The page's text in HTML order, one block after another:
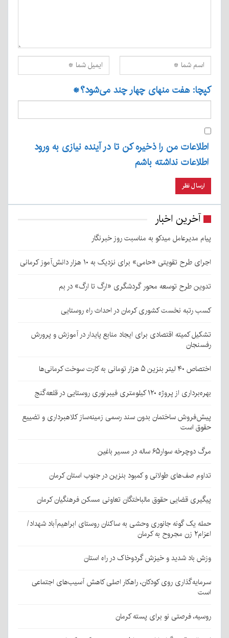
کپچا: هفت منهای چهار چند می‌شود؟*
اطلاعات من را ذخیره کن تا در آینده نیازی به ورود
اطلاعات نداشته باشم
آخرین اخبار
پیام مدیرعامل میدکو به مناسبت روز خبرنگار
اجرای طرح تقویتی «حامی» برای نزدیک به ۱۰ هزار دانش‌آموز کرمانی
تدوین طرح توسعه محور گردشگری «ارگ تا ارگ» در بم
کسب رتبه نخست کشوری کرمان در احداث راه روستایی
تشکیل کمیته اقتصادی برای ایجاد منابع پایدار در آموزش و پرورش
رفسنجان
اختصاص ۴۰ لیتر بنزین ۵ هزار تومانی به کارت سوخت کرمانی‌ها
بهره‌برداری از پروژه ۱۲۰ کیلومتری فیبرنوری روستایی در قلعه‌گنج
پیش‌فروش ساختمان بدون سند رسمی زمینه‌ساز کلاهبرداری و تضییع
حقوق است
مرگ دوچرخه سوار۶۵ ساله در مسیر باغین
تداوم صف‌های طولانی و کمبود بنزین در جنوب استان کرمان
پیگیری قضایی حقوق مالباختگان تعاونی مسکن فرهنگیان کرمان
حمله یک گونه جانوری وحشی به ساکنان روستای ابراهیم‌آباد شهداد/
اعزام۲ زن مجروح به کرمان
وزش باد شدید و خیزش گردوخاک در راه استان
سرمایه‌گذاری روی کودکان، راهکار اصلی کاهش آسیب‌های اجتماعی
است
روسیه، فرصتی نو برای پسته کرمان